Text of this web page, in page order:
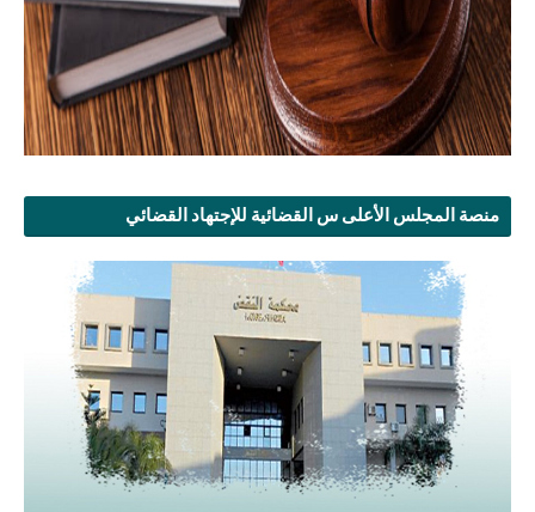
منصة المجلس الأعلى س القضائية للإجتهاد القضائي